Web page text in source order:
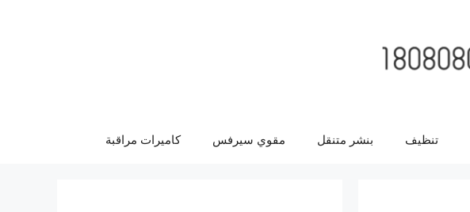
تنظيف بنشر متنقل مقوي سيرفس كاميرات مراقبة